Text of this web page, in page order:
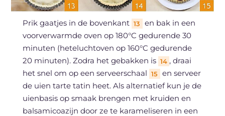
Prik gaatjes in de bovenkant 13
en bak in een
voorverwarmde oven op 180°C gedurende 30
minuten (heteluchtoven op 160°C gedurende
20 minuten). Zodra het gebakken is 14 , draai
het snel om op een serveerschaal 15 en serveer
de uien tarte tatin heet. Als alternatief kun je de
uienbasis op smaak brengen met kruiden en
balsamicoazijn door ze te karameliseren in een